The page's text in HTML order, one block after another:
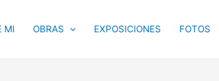
MI OBRAS EXPOSICIONES FOTOS